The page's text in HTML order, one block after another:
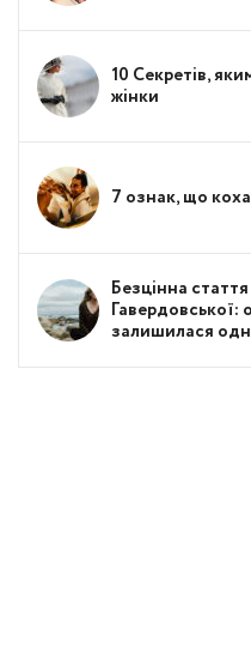
10 Секретів,
жінки
7 ознак, що
Безцінна
Гавердовської:
залишилася